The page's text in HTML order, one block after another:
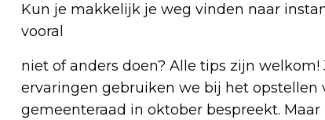
Kun je makkelijk je weg vinden naar
vooral
niet of anders doen? Alle tips zijn
ervaringen gebruiken we bij het
gemeenteraad in oktober bespreekt.